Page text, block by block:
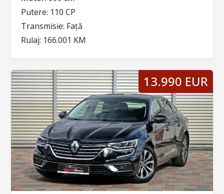
Putere: 110 CP
Transmisie: Față
Rulaj: 166.001 KM
13.990 EUR